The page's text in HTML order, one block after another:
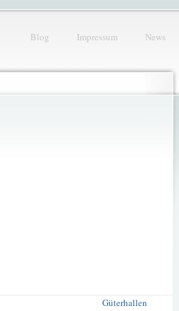
Blog Impressum News
Güterhallen